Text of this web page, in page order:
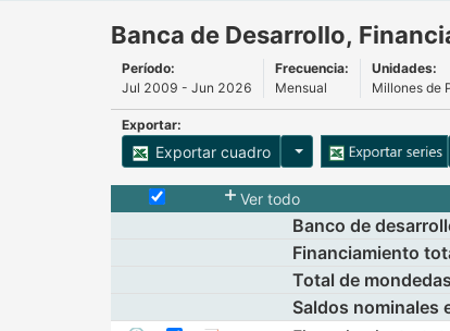
Banca de Desarrollo,
Período:
Jul 2009 - Jun 2026
Frecuencia:
Mensual
Unidades:
Millones de
Exportar:
Exportar cuadro Opciones para
Selecciona o desmarca todas las
Ver todo
Banco de
Financiamiento
Total de
Saldos nominales